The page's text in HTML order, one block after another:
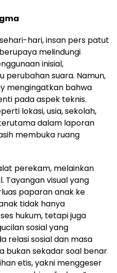
hari, insan pers patut
melindungi
inisial,
perubahan suara. Namun,
mengingatkan bahwa
pada aspek teknis.
lokasi, usia, sekolah,
dalam laporan
membuka ruang
perekam, melainkan
Tayangan visual yang
paparan anak ke
tidak hanya
hukum, tetapi juga
sosial yang
relasi sosial dan masa
bukan sekadar soal benar
etis, yakni menggeser